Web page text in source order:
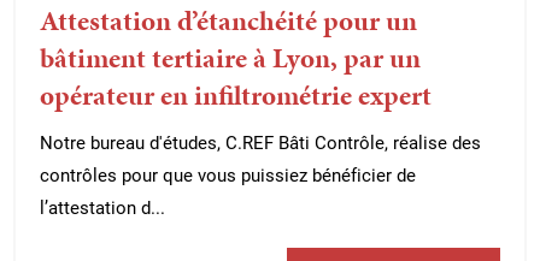
Attestation d’étanchéité pour un
bâtiment tertiaire à Lyon, par un
opérateur en infiltrométrie expert
Notre bureau d'études, C.REF Bâti Contrôle, réalise des
contrôles pour que vous puissiez bénéficier de
l’attestation d...